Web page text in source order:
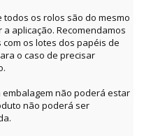
os rolos são do mesmo
aplicação. Recomendamos
os lotes dos papéis de
o caso de precisar
embalagem não poderá estar
não poderá ser